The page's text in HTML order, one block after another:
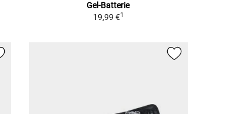
Gel-Batterie
19,99 €1